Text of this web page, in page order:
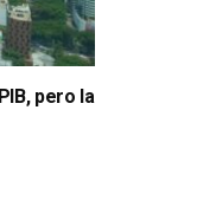
pero la